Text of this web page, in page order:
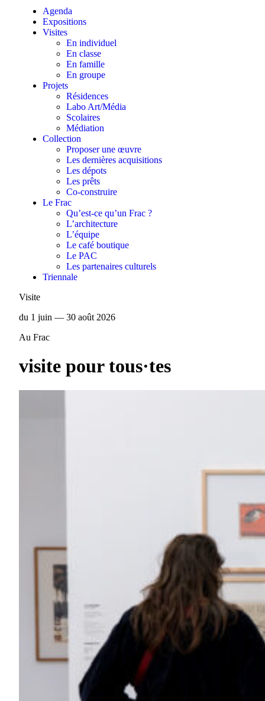
Agenda
Expositions
Visites
En individuel
En classe
En famille
En groupe
Projets
Résidences
Labo Art/Média
Scolaires
Médiation
Collection
Proposer une œuvre
Les dernières acquisitions
Les dépots
Les prêts
Co-construire
Le Frac
Qu’est-ce qu’un Frac ?
L’architecture
L’équipe
Le café boutique
Le PAC
Les partenaires culturels
Triennale
Visite
du 1 juin — 30 août 2026
Au Frac
visite pour tous·tes